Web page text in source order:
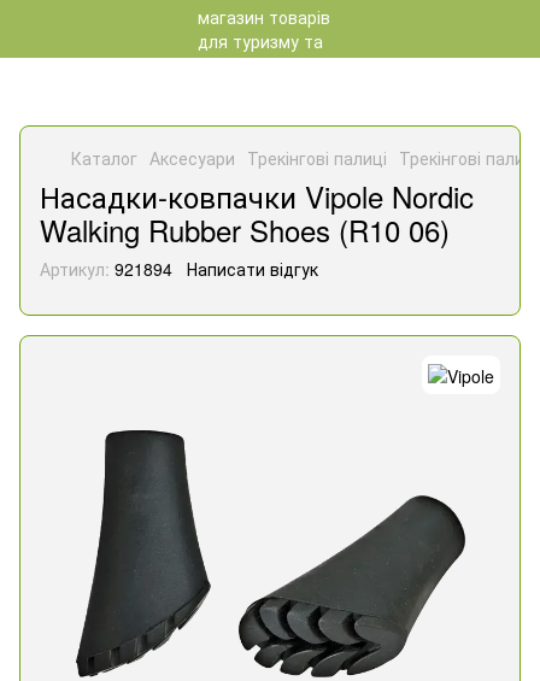
Каталог Аксесуари Трекінгові палиці Трекінгові
Насадки-ковпачки Vipole Nordic
Walking Rubber Shoes (R10 06)
Артикул: 921894 Написати відгук